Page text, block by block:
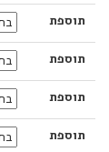
תוספת
תוספת
תוספת
תוספת